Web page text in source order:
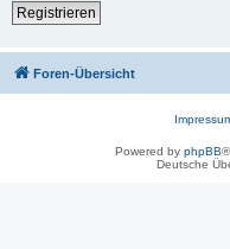
Registrieren
Foren-Übersicht
Powered by phpBB
Deutsche